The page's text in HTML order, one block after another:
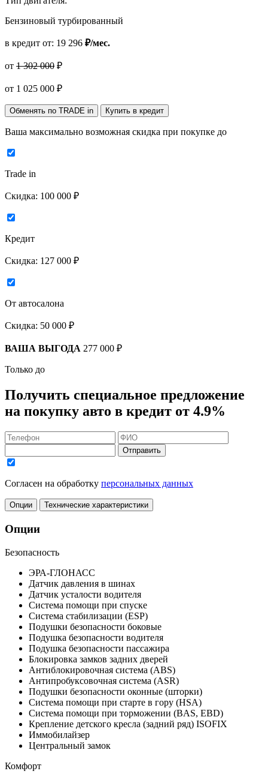
Бензиновый турбированный
в кредит от: 19 296 ₽/мес.
от 1 302 000 ₽
от 1 025 000 ₽
Обменять по TRADE in Купить в кредит
Ваша максимально возможная скидка при покупке до
Trade in
Скидка: 100 000 ₽
Кредит
Скидка: 127 000 ₽
От автосалона
Скидка: 50 000 ₽
ВАША ВЫГОДА 277 000 ₽
Только до
Получить специальное предложение
на покупку авто в кредит от 4.9%
Отправить
Согласен на обработку персональных данных
Опции Технические характеристики
Опции
Безопасность
ЭРА-ГЛОНАСС
Датчик давления в шинах
Датчик усталости водителя
Система помощи при спуске
Система стабилизации (ESP)
Подушки безопасности боковые
Подушка безопасности водителя
Подушка безопасности пассажира
Блокировка замков задних дверей
Антиблокировочная система (ABS)
Антипробуксовочная система (ASR)
Подушки безопасности оконные (шторки)
Система помощи при старте в гору (HSA)
Система помощи при торможении (BAS, EBD)
Крепление детского кресла (задний ряд) ISOFIX
Иммобилайзер
Центральный замок
Комфорт